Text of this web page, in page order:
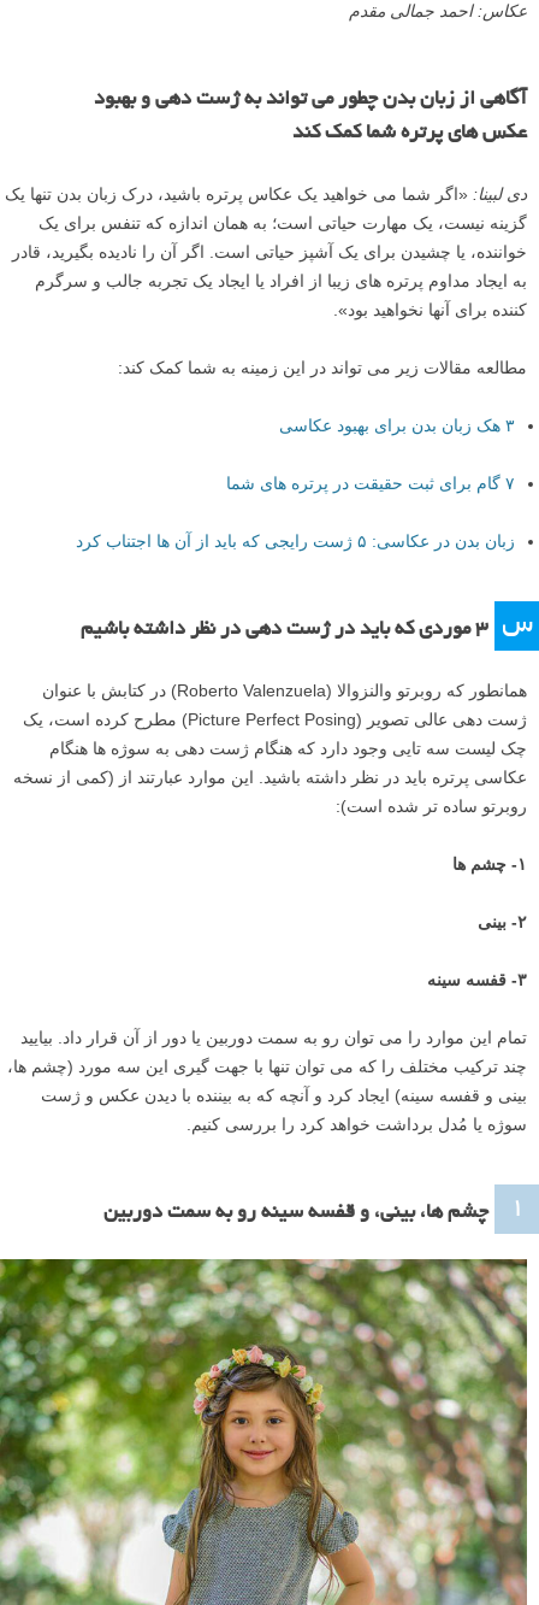
عکاس: احمد جمالی مقدم
آگاهی از زبان بدن چطور می تواند به ژست دهی و بهبود
عکس های پرتره شما کمک کند
دی لبینا: «اگر شما می خواهید یک عکاس پرتره باشید، درک زبان بدن تنها یک
گزینه نیست، یک مهارت حیاتی است؛ به همان اندازه که تنفس برای یک
خواننده، یا چشیدن برای یک آشپز حیاتی است. اگر آن را نادیده بگیرید، قادر
به ایجاد مداوم پرتره های زیبا از افراد یا ایجاد یک تجربه جالب و سرگرم
کننده برای آنها نخواهید بود».
مطالعه مقالات زیر می تواند در این زمینه به شما کمک کند:
۳ هک زبان بدن برای بهبود عکاسی
۷ گام برای ثبت حقیقت در پرتره های شما
زبان بدن در عکاسی: ۵ ژست رایجی که باید از آن ها اجتناب کرد
س ۳ موردی که باید در ژست دهی در نظر داشته باشیم
همانطور که روبرتو والنزوالا (Roberto Valenzuela) در کتابش با عنوان
ژست دهی عالی تصویر (Picture Perfect Posing) مطرح کرده است، یک
چک لیست سه تایی وجود دارد که هنگام ژست دهی به سوژه ها هنگام
عکاسی پرتره باید در نظر داشته باشید. این موارد عبارتند از (کمی از نسخه
روبرتو ساده تر شده است):
۱- چشم ها
۲- بینی
۳- قفسه سینه
تمام این موارد را می توان رو به سمت دوربین یا دور از آن قرار داد. بیایید
چند ترکیب مختلف را که می توان تنها با جهت گیری این سه مورد (چشم ها،
بینی و قفسه سینه) ایجاد کرد و آنچه که به بیننده با دیدن عکس و ژست
سوژه یا مُدل برداشت خواهد کرد را بررسی کنیم.
۱ چشم ها، بینی، و قفسه سینه رو به سمت دوربین